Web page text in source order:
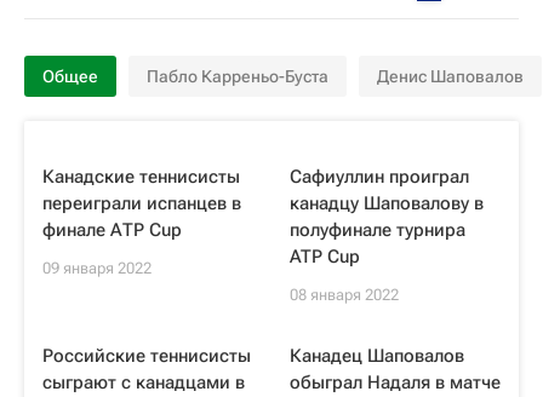
Общее Пабло Карреньо-Буста Денис Шаповалов
Канадские теннисисты
переиграли испанцев в
финале АТР Cup
09 января 2022
Сафиуллин проиграл
канадцу Шаповалову в
полуфинале турнира
ATP Cup
08 января 2022
Российские теннисисты
сыграют с канадцами в
Канадец Шаповалов
обыграл Надаля в матче